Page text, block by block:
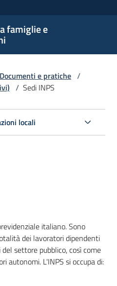
famiglie e
Documenti e pratiche /
/ Sedi INPS
locali
italiano. Sono
dei lavoratori dipendenti
settore pubblico, così come
autonomi. L'INPS si occupa di: